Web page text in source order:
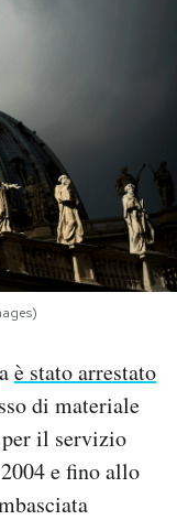
è stato arrestato
di materiale
il servizio
e fino allo